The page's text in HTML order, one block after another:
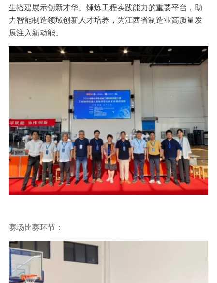
生搭建展示创新才华、锤炼工程实践能力的重要平台，助
力智能制造领域创新人才培养，为江西省制造业高质量发
展注入新动能。
赛场比赛环节：